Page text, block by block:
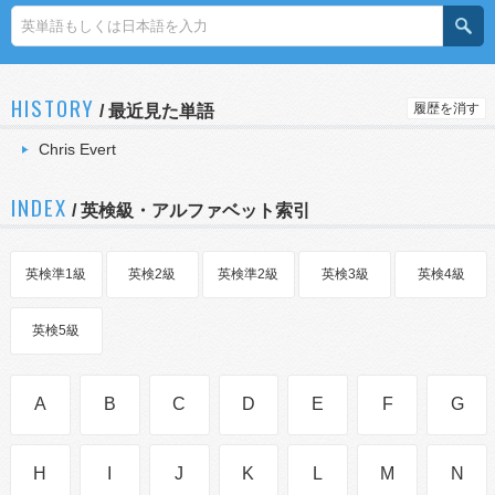
HISTORY /最近見た単語 履歴を消す
Chris Evert
INDEX / 英検級・アルファベット索引
英検準1級 英検2級 英検準2級 英検3級 英検4級
英検5級
A B C D E F G
H J K L M N